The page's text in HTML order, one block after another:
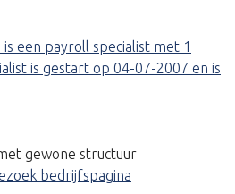
is een payroll specialist met 1
is gestart op 04-07-2007 en is
gewone structuur
bedrijfspagina